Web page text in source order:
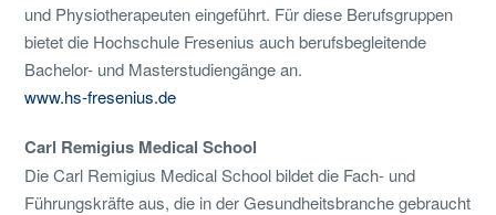
und Physiotherapeuten eingeführt. Für diese Berufsgruppen
bietet die Hochschule Fresenius auch berufsbegleitende
Bachelor- und Masterstudiengänge an.
www.hs-fresenius.de
Carl Remigius Medical School
Die Carl Remigius Medical School bildet die Fach- und
Führungskräfte aus, die in der Gesundheitsbranche gebraucht